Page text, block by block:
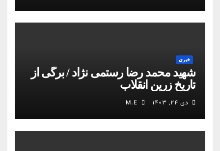
خبری
شهید محمد رضا رستمی نژاد / برگی از
تاریخ زرین انقلاب
دی ۲۴, ۱۴۰۳